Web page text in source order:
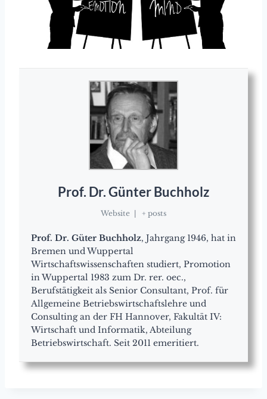
Prof. Dr. Günter Buchholz
Website + posts
Prof. Dr. Güter Buchholz, Jahrgang 1946, hat in
Bremen und Wuppertal
Wirtschaftswissenschaften studiert, Promotion
in Wuppertal 1983 zum Dr. rer. oec.,
Berufstätigkeit als Senior Consultant, Prof. für
Allgemeine Betriebswirtschaftslehre und
Consulting an der FH Hannover, Fakultät IV:
Wirtschaft und Informatik, Abteilung
Betriebswirtschaft. Seit 2011 emeritiert.